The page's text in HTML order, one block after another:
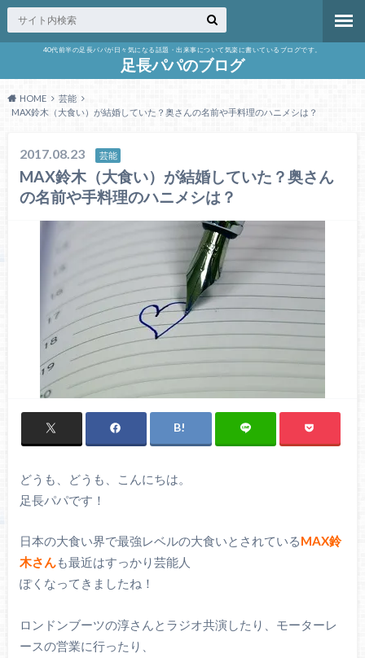
40代前半の足長パパが日々気になる話題・出来事について気楽に書いているブログです。
足長パパのブログ
HOME
芸能
MAX鈴木（大食い）が結婚していた？奥さんの名前や手料理のハニメシは？
2017.08.23 芸能
MAX鈴木（大食い）が結婚していた？奥さん
の名前や手料理のハニメシは？
どうも、どうも、こんにちは。
足長パパです！
日本の大食い界で最強レベルの大食いとされているMAX鈴
木さんも最近はすっかり芸能人
ぽくなってきましたね！
ロンドンブーツの淳さんとラジオ共演したり、モーターレ
ースの営業に行ったり、